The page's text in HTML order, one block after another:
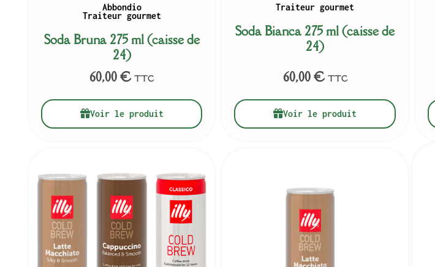
Abbondio
Traiteur gourmet
Soda Bruna 275 ml (caisse de
24)
60,00€ TTC
Voir le produit
Traiteur gourmet
Soda Bianca 275 ml (caisse de
24)
60,00€ TTC
Voir le produit